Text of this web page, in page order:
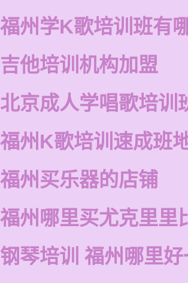
福州学K歌培训班有
吉他培训机构加盟
北京成人学唱歌培训
福州K歌培训速成班
福州买乐器的店铺
福州哪里买尤克里里
钢琴培训 福州哪里